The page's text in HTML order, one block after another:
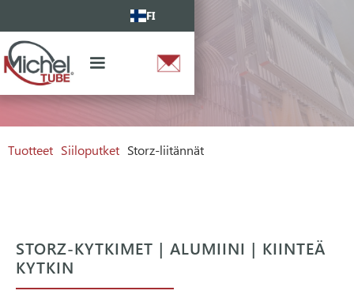
FI
Tuotteet Siiloputket Storz-liitännät
STORZ-KYTKIMET | ALUMIINI | KIINTEÄ
KYTKIN